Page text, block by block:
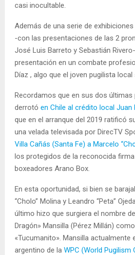
casi inocultable.
Además de una serie de
-con las presentaciones de las 2
José Luis Barreto y Sebastián
presentación en un combate
Díaz , algo que el joven pugilista
Recordamos que en sus dos últimas
derrotó en Chile al crédito local Juan
que en el arranque del 2019 ratificó
una velada televisada por DirecTV
Villa Cañás (Santa Fe) a Marcelo
los protegidos de la reconocida
boxeadores Arano Box.
En esta oportunidad, si bien se
“Cholo” Molina y Leandro “Peta”
último hizo que surgiera el nombre de
Dragón» Mansilla (Pérez Millán)
«Tucumanito». Mansilla actualmente
argentino de la WPC (World Pugilism